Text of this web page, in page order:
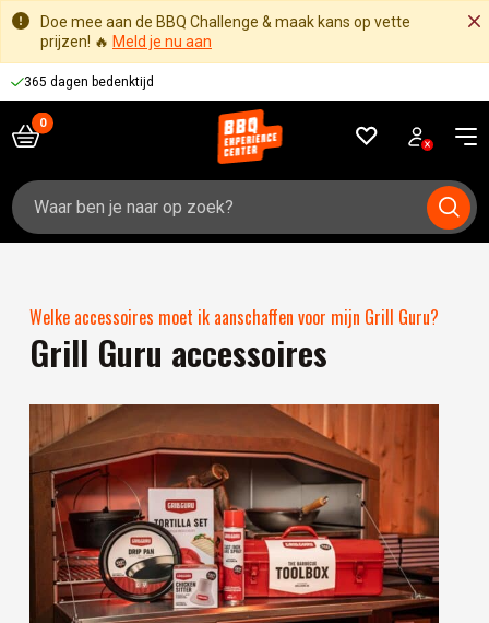
Doe mee aan de BBQ Challenge & maak kans op vette
prijzen! 🔥 Meld je nu aan
365 dagen bedenktijd
Zoeken
naar:
Welke accessoires moet ik aanschaffen voor mijn Grill Guru?
Grill Guru accessoires